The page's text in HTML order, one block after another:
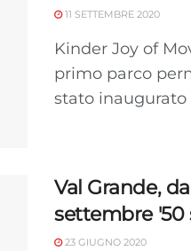
11 SETTEMBRE 2020
Kinder Joy of
primo parco
stato
Val Grande,
settembre '50
23 GIUGNO 2020